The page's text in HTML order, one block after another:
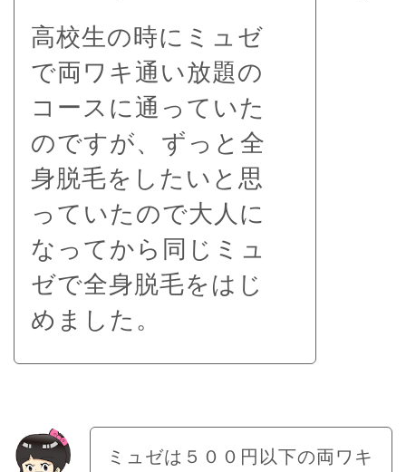
高校生の時にミュゼ
で両ワキ通い放題の
コースに通っていた
のですが、ずっと全
身脱毛をしたいと思
っていたので大人に
なってから同じミュ
ゼで全身脱毛をはじ
めました。
ミュゼは５００円以下の両ワキ